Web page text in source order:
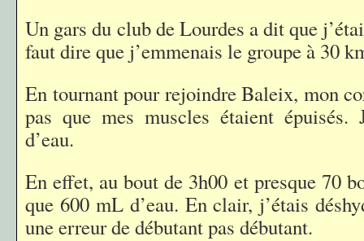
Un gars du club de Lourdes a dit que
faut dire que j’emmenais le groupe à 30
En tournant pour rejoindre Baleix, mon
pas que mes muscles étaient épuisés.
d’eau.
En effet, au bout de 3h00 et presque 70
que 600 mL d’eau. En clair, j’étais
une erreur de débutant pas débutant.